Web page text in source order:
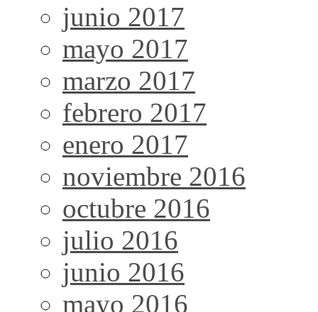
junio 2017
mayo 2017
marzo 2017
febrero 2017
enero 2017
noviembre 2016
octubre 2016
julio 2016
junio 2016
mayo 2016